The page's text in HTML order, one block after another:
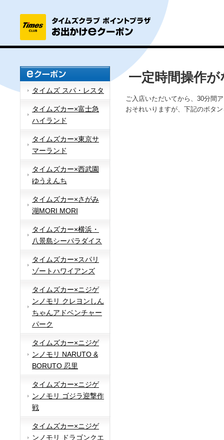
タイムズ スパ・レスタ
タイムズカー×富士急
ハイランド
タイムズカー×東京サ
マーランド
タイムズカー×西武園
ゆうえんち
タイムズカー×さがみ
湖MORI MORI
タイムズカー×横浜・
八景島シーパラダイス
タイムズカー×スパリ
ゾートハワイアンズ
タイムズカー×ニジゲ
ンノモリ クレヨンしん
ちゃんアドベンチャー
パーク
タイムズカー×ニジゲ
ンノモリ NARUTO &
BORUTO 忍里
タイムズカー×ニジゲ
ンノモリ ゴジラ迎撃作
戦
タイムズカー×ニジゲ
ンノモリ ドラゴンクエ
一定時間操作
ご入店いただいてから、30分間
おそれいりますが、下記のボタ